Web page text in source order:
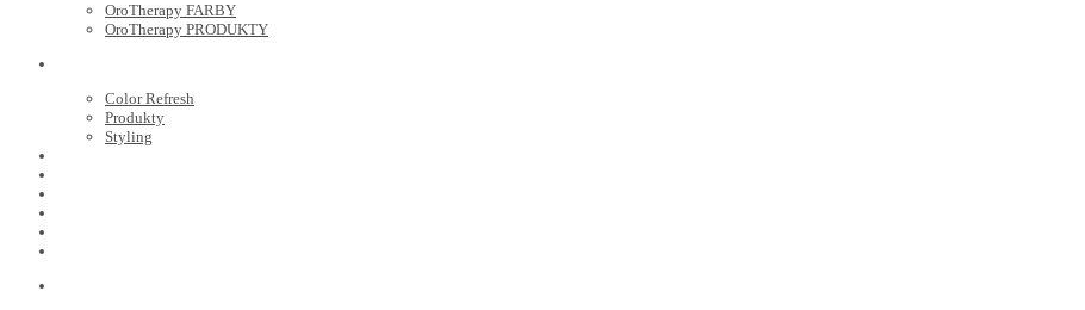
OroTherapy FARBY
OroTherapy PRODUKTY
Color Refresh
Produkty
Styling